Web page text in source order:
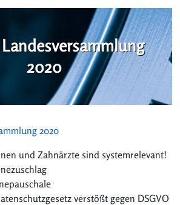
2020
2020
und Zahnärzte sind systemrelevant!
verstößt gegen DSGVO